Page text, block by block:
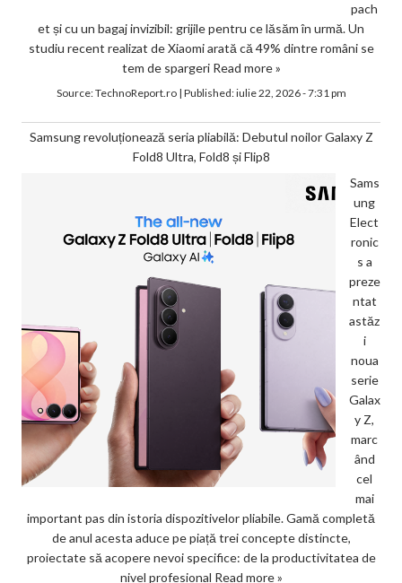
pach
et și cu un bagaj invizibil: grijile pentru ce lăsăm în urmă. Un
studiu recent realizat de Xiaomi arată că 49% dintre români se
tem de spargeri Read more »
Source:TechnoReport.ro| Published:iulie 22, 2026 - 7:31 pm
Samsung revoluționează seria pliabilă: Debutul noilor Galaxy Z
Fold8 Ultra, Fold8 și Flip8
Sams
ung
Elect
ronic
s a
preze
ntat
astăz
i
noua
serie
Galax
y Z,
marc
ând
cel
mai
important pas din istoria dispozitivelor pliabile. Gamă completă
de anul acesta aduce pe piață trei concepte distincte,
proiectate să acopere nevoi specifice: de la productivitatea de
nivel profesional Read more »